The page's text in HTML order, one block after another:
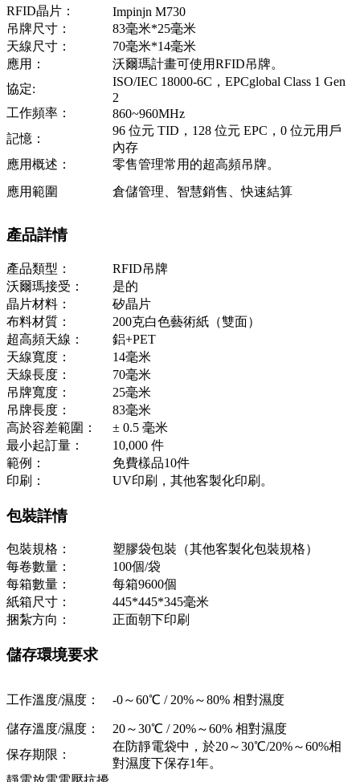
RFID晶片：
Impinjn M730
吊牌尺寸：
83毫米*25毫米
天線尺寸：
70毫米*14毫米
應用：
沃爾瑪計畫可使用RFID吊牌。
協定:
ISO/IEC 18000-6C，EPCglobal Class 1 Gen
2
工作頻率：
860~960MHz
記憶：
96 位元 TID，128 位元 EPC，0 位元用戶
內存
應用概述：
零售管理常用的超高頻吊牌。
應用範圍
倉儲管理、智慧銷售、快速結算
產品詳情
產品類型：
RFID吊牌
沃爾瑪接受：
是的
晶片材料：
矽晶片
布料材質：
200克白色藝術紙（雙面）
超高頻天線：
鋁+PET
天線寬度：
14毫米
天線長度：
70毫米
吊牌寬度：
25毫米
吊牌長度：
83毫米
高於容差範圍：
± 0.5 毫米
最小起訂量：
10,000 件
範例：
免費樣品10件
印刷：
UV印刷，其他客製化印刷。
包裝詳情
包裝規格：
塑膠袋包裝（其他客製化包裝規格）
每卷數量：
100個/袋
每箱數量：
每箱9600個
紙箱尺寸：
445*445*345毫米
捆紮方向：
正面朝下印刷
儲存環境要求
工作溫度/濕度： -0～60℃ / 20%～80% 相對濕度
儲存溫度/濕度：
20～30℃ / 20%～60% 相對濕度
保存期限：
在防靜電袋中，於20～30℃/20%～60%相
對濕度下保存1年。